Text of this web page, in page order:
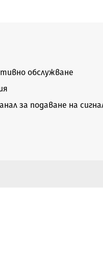
обслужване
за подаване на